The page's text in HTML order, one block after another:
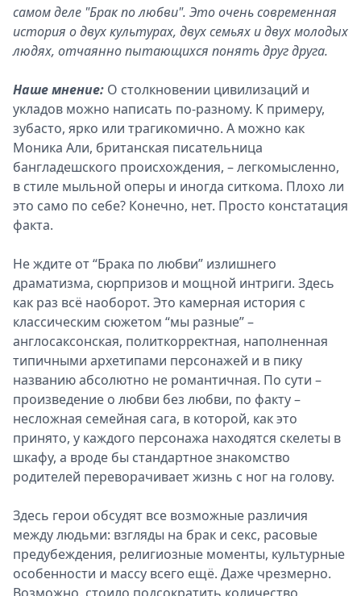
самом деле "Брак по любви". Это очень современная
история о двух культурах, двух семьях и двух молодых
людях, отчаянно пытающихся понять друг друга.
Наше мнение: О столкновении цивилизаций и
укладов можно написать по-разному. К примеру,
зубасто, ярко или трагикомично. А можно как
Моника Али, британская писательница
бангладешского происхождения, – легкомысленно,
в стиле мыльной оперы и иногда ситкома. Плохо ли
это само по себе? Конечно, нет. Просто констатация
факта.
Не ждите от “Брака по любви” излишнего
драматизма, сюрпризов и мощной интриги. Здесь
как раз всё наоборот. Это камерная история с
классическим сюжетом “мы разные” –
англосаксонская, политкорректная, наполненная
типичными архетипами персонажей и в пику
названию абсолютно не романтичная. По сути –
произведение о любви без любви, по факту –
несложная семейная сага, в которой, как это
принято, у каждого персонажа находятся скелеты в
шкафу, а вроде бы стандартное знакомство
родителей переворачивает жизнь с ног на голову.
Здесь герои обсудят все возможные различия
между людьми: взгляды на брак и секс, расовые
предубеждения, религиозные моменты, культурные
особенности и массу всего ещё. Даже чрезмерно.